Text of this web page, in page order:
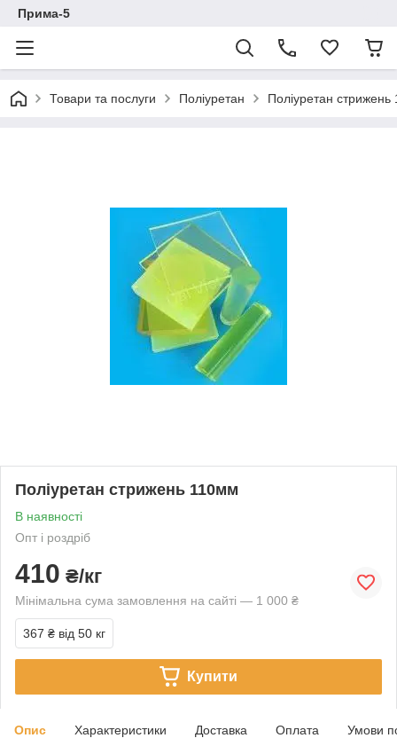
Прима-5
Товари та послуги Поліуретан Поліуретан
Поліуретан стрижень 110мм
В наявності
Опт і роздріб
410 ₴/кг
Мінімальна сума замовлення на сайті — 1 000 ₴
367 ₴ від 50 кг
Купити
Опис Характеристики Доставка Оплата Умови